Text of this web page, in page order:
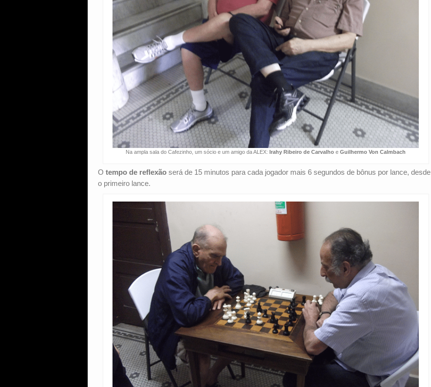
Na ampla sala do Cafezinho, um sócio e um amigo da ALEX:Irahy Ribeiro de Carvalho eGuilhermo Von Calmbach
O tempo de reflexão será de 15 minutos para cada jogador mais 6 segundos de bônus por lance, desde
o primeiro lance.